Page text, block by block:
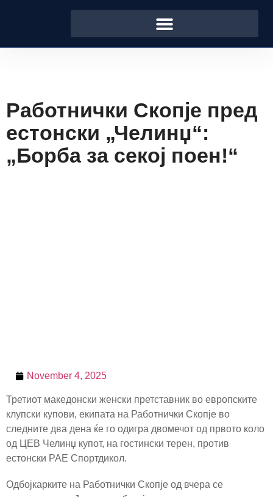
Работнички Скопје пред
естонски „Челинџ“:
„Борба за секој поен!“
November 4, 2025
Третиот македонски женски претставник во европските
клупски купови, екипата на Работнички Скопје во
следните два дена ќе го одигра двомечот од првото коло
од ЦЕВ Челинџ купот, на гостински терен, против
естонски РАЕ Спортдикол.
Одбојкарките на Работнички Скопје од вчера се